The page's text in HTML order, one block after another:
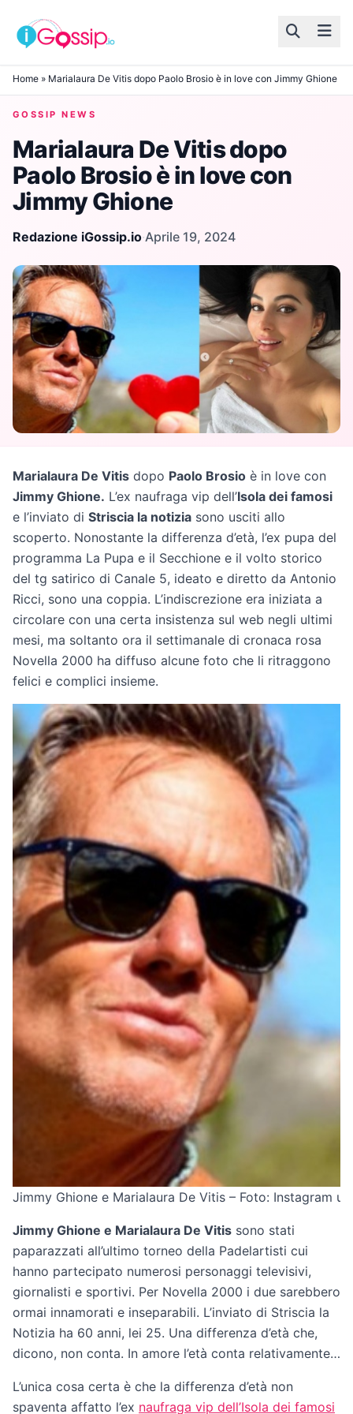
Skip to content
Home » Marialaura De Vitis dopo Paolo Brosio è in love con Jimmy Ghione
GOSSIP NEWS
Marialaura De Vitis dopo
Paolo Brosio è in love con
Jimmy Ghione
Redazione iGossip.io·Aprile 19, 2024
Marialaura De Vitis dopo Paolo Brosio è in love con
Jimmy Ghione. L’ex naufraga vip dell’Isola dei famosi
e l’inviato di Striscia la notizia sono usciti allo
scoperto. Nonostante la differenza d’età, l’ex pupa del
programma La Pupa e il Secchione e il volto storico
del tg satirico di Canale 5, ideato e diretto da Antonio
Ricci, sono una coppia. L’indiscrezione era iniziata a
circolare con una certa insistenza sul web negli ultimi
mesi, ma soltanto ora il settimanale di cronaca rosa
Novella 2000 ha diffuso alcune foto che li ritraggono
felici e complici insieme.
Jimmy Ghione e Marialaura De Vitis – Foto: Instagram
Jimmy Ghione e Marialaura De Vitis sono stati
paparazzati all’ultimo torneo della Padelartisti cui
hanno partecipato numerosi personaggi televisivi,
giornalisti e sportivi. Per Novella 2000 i due sarebbero
ormai innamorati e inseparabili. L’inviato di Striscia la
Notizia ha 60 anni, lei 25. Una differenza d’età che,
dicono, non conta. In amore l’età conta relativamente…
L’unica cosa certa è che la differenza d’età non
spaventa affatto l’ex naufraga vip dell’Isola dei famosi